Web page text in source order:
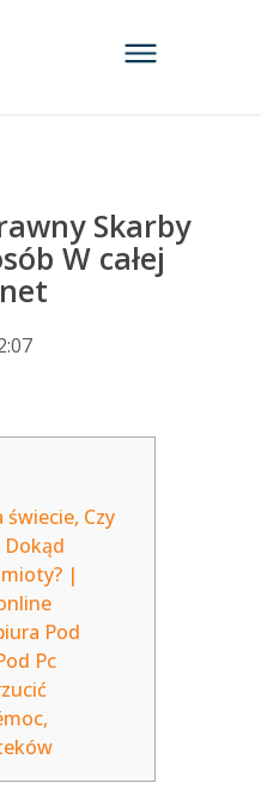
Skarby
W całej
Czy
Dokąd
|
Pod
Pc